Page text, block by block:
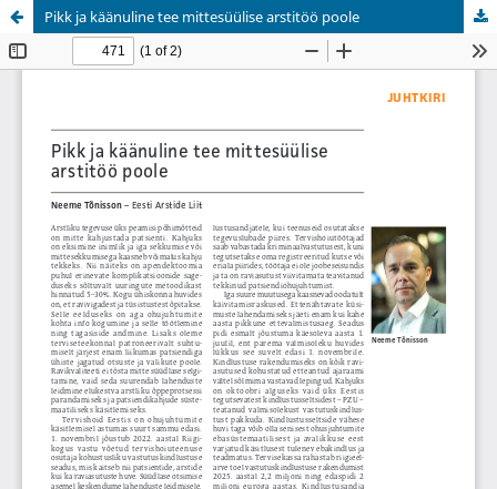
Pikk ja käänuline tee mittesüülise arstitöö poole